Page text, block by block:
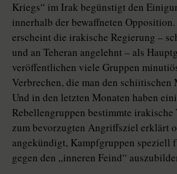
Kriegs“ im Irak begünstigt den
innerhalb der bewaffneten
erscheint die irakische Regierung –
und an Teheran angelehnt – als
veröffentlichen viele Gruppen
Verbrechen, die man den
Und in den letzten Monaten haben
Rebellengruppen bestimmte
zum bevorzugten Angriffsziel erklärt
angekündigt, Kampfgruppen speziell
gegen den „inneren Feind“